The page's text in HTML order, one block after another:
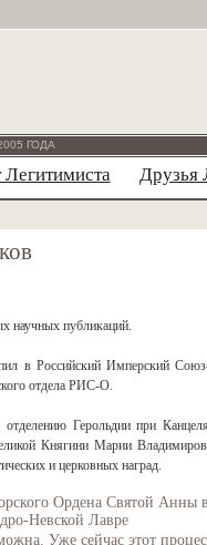
ГОДА
Легитимиста Друзья
научных публикаций.
в Российский Имперский
отдела РИС-О.
Герольдии при
Княгини Марии
и церковных наград.
Ордена Святой Анны
Невской Лавре
Уже сейчас этот